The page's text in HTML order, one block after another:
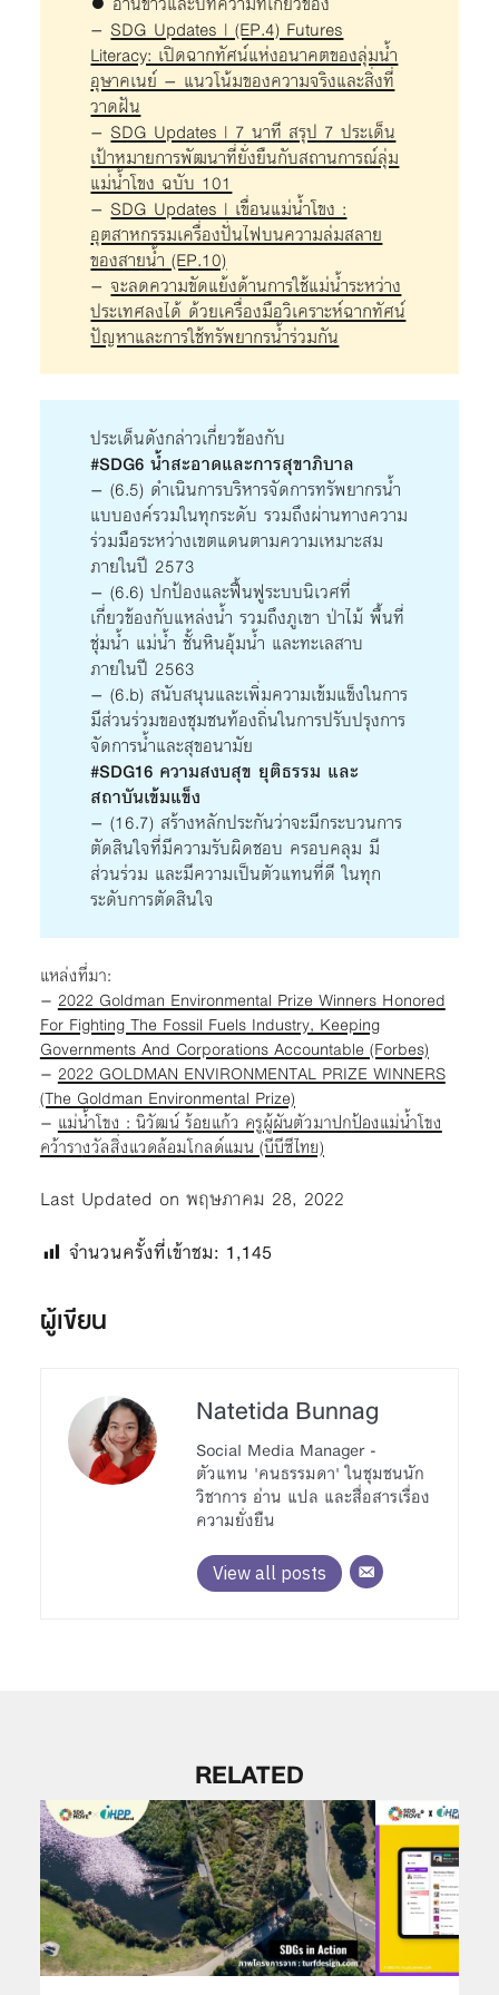
– SDG Updates | (EP.4) Futures
Literacy: เปิดฉากทัศน์แห่งอนาคตของลุ่มน้ำ
อุษาคเนย์ – แนวโน้มของความจริงและสิ่งที่
วาดฝัน
– SDG Updates | 7 นาที สรุป 7 ประเด็น
เป้าหมายการพัฒนาที่ยั่งยืนกับสถานการณ์ลุ่ม
แม่น้ำโขง ฉบับ 101
– SDG Updates | เขื่อนแม่น้ำโขง :
อุตสาหกรรมเครื่องปั่นไฟบนความล่มสลาย
ของสายน้ำ (EP.10)
–จะลดความขัดแย้งด้านการใช้แม่น้ำระหว่าง
ประเทศลงได้ ด้วยเครื่องมือวิเคราะห์ฉากทัศน์
ปัญหาและการใช้ทรัพยากรน้ำร่วมกัน
ประเด็นดังกล่าวเกี่ยวข้องกับ
#SDG6 น้ำสะอาดและการสุขาภิบาล
– (6.5) ดำเนินการบริหารจัดการทรัพยากรน้ำ
แบบองค์รวมในทุกระดับ รวมถึงผ่านทางความ
ร่วมมือระหว่างเขตแดนตามความเหมาะสม
ภายในปี 2573
– (6.6) ปกป้องและฟื้นฟูระบบนิเวศที่
เกี่ยวข้องกับแหล่งน้ำ รวมถึงภูเขา ป่าไม้ พื้นที่
ชุ่มน้ำ แม่น้ำ ชั้นหินอุ้มน้ำ และทะเลสาบ
ภายในปี 2563
– (6.b) สนับสนุนและเพิ่มความเข้มแข็งในการ
มีส่วนร่วมของชุมชนท้องถิ่นในการปรับปรุงการ
จัดการน้ำและสุขอนามัย
#SDG16 ความสงบสุข ยุติธรรม และ
สถาบันเข้มแข็ง
– (16.7) สร้างหลักประกันว่าจะมีกระบวนการ
ตัดสินใจที่มีความรับผิดชอบ ครอบคลุม มี
ส่วนร่วม และมีความเป็นตัวแทนที่ดี ในทุก
ระดับการตัดสินใจ
แหล่งที่มา:
– 2022 Goldman Environmental Prize Winners Honored
For Fighting The Fossil Fuels Industry, Keeping
Governments And Corporations Accountable (Forbes)
– 2022 GOLDMAN ENVIRONMENTAL PRIZE WINNERS
(The Goldman Environmental Prize)
– แม่น้ำโขง : นิวัฒน์ ร้อยแก้ว ครูผู้ผันตัวมาปกป้องแม่น้ำโขง
คว้ารางวัลสิ่งแวดล้อมโกลด์แมน (บีบีซีไทย)
Last Updated on พฤษภาคม 28, 2022
จำนวนครั้งที่เข้าชม: 1,145
ผู้เขียน
Natetida Bunnag
Social Media Manager -
ตัวแทน 'คนธรรมดา' ในชุมชนนัก
วิชาการ อ่าน แปล และสื่อสารเรื่อง
ความยั่งยืน
View all posts
RELATED